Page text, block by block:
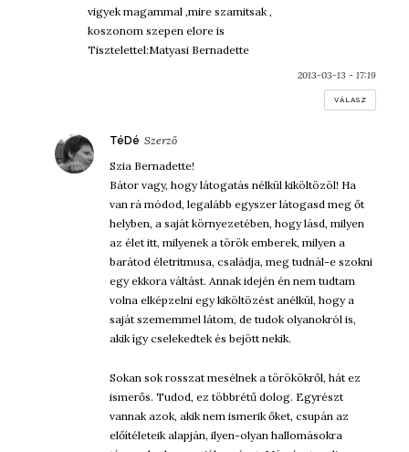
vigyek magammal ,mire szamitsak ,
koszonom szepen elore is
Tisztelettel:Matyasi Bernadette
2013-03-13 - 17:19
VÁLASZ
TéDé szerint:
Szia Bernadette!
Bátor vagy, hogy látogatás nélkül kiköltözöl! Ha
van rá módod, legalább egyszer látogasd meg őt
helyben, a saját környezetében, hogy lásd, milyen
az élet itt, milyenek a török emberek, milyen a
barátod életritmusa, családja, meg tudnál-e szokni
egy ekkora váltást. Annak idején én nem tudtam
volna elképzelni egy kiköltözést anélkül, hogy a
saját szememmel látom, de tudok olyanokról is,
akik így cselekedtek és bejött nekik.
Sokan sok rosszat mesélnek a törökökről, hát ez
ismerős. Tudod, ez többrétű dolog. Egyrészt
vannak azok, akik nem ismerik őket, csupán az
előítéleteik alapján, ilyen-olyan hallomásokra